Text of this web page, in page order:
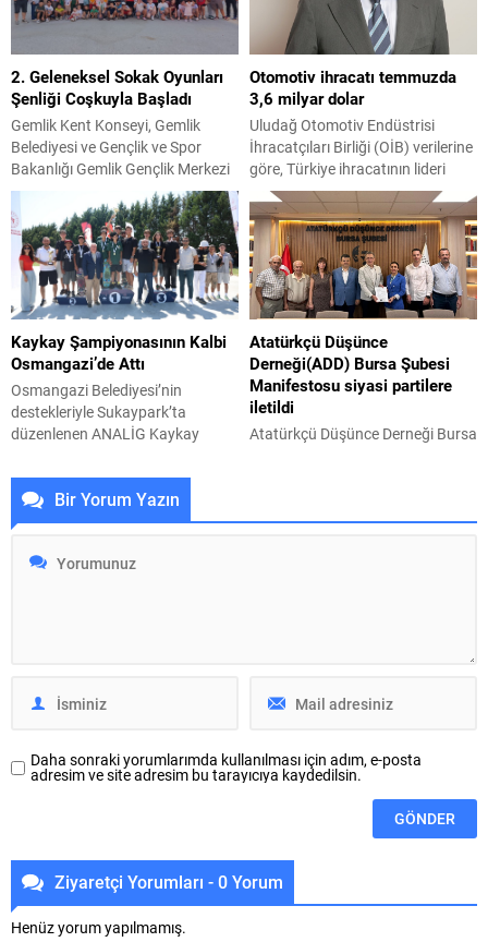
gerçekleştiriyor. Büyükşehir
Belediyesi, BUSKİ Genel
Müdürlüğü, Ulaşım Dairesi
Başkanlığı ile Park ve Bahçeler
Dairesi Başkanlığı
koordinasyonunda 30 Ağustos
Zafer Mahallesi’nde kapsamlı bir
dönüşüm hamlesi yürütüyor.
BUSKİ ekipleri, Ürünlü...
yükünü hafifletiyor. Bu yıl da
Nilüfer Belediyesi 2026-2027 yılı
eğitim öğretim yılı öncesinde ilk ve
ortaöğretim öğrencileri için
kırtasiye desteği sağlayacak.
Öğrencilere...
2. Geleneksel Sokak Oyunları
Şenliği Coşkuyla Başladı
Gemlik Kent Konseyi, Gemlik
Belediyesi ve Gençlik ve Spor
Bakanlığı Gemlik Gençlik Merkezi
iş birliğiyle düzenlenen 2.
Geleneksel Sokak Oyunları Şenliği,
Kayhan Mahallesi Muhtarı
Çiğdem Yeşilyurt’un talebiyle
Şükrü Şenol Ortaokulu
bahçesinde Gemlik Belediye
Başkanı Şükrü Deviren, Gemlik
Kent Konseyi Başkanı Sedat
Akkuş, Gemlik Gençlik Merkezi
Müdürü Ali Gürses ve yüzlerce...
Otomotiv ihracatı temmuzda
3,6 milyar dolar
Uludağ Otomotiv Endüstrisi
İhracatçıları Birliği (OİB) verilerine
göre, Türkiye ihracatının lideri
otomotiv endüstrisinin temmuz
ayı ihracatı 3 milyar 586 milyon
dolar olarak gerçekleşti. Türkiye
ihracatında birinci sıradaki yerini
koruyan endüstrinin toplam
ihracattan aldığı pay ise yüzde 14
oldu. Yılın ilk yedi ayında otomotiv
endüstrisi ihracatı ise 24,4 milyar
dolar barajını...
Kaykay Şampiyonasının Kalbi
Osmangazi’de Attı
Osmangazi Belediyesi’nin
destekleriyle Sukaypark’ta
düzenlenen ANALİG Kaykay
boyunca heyecan ve adrenalin
dolu mücadelelere sahne oldu.
Final performanslarının ardından
ve madalyaları takdim edildi.
Müdürlüğü’nün 2026 yılı...
Atatürkçü Düşünce
Derneği(ADD) Bursa Şubesi
Manifestosu siyasi partilere
iletildi
Atatürkçü Düşünce Derneği Bursa
il teşkilatlarına sunuldu. ADD
Hasan Öztürk...
Bir Yorum Yazın
Daha sonraki yorumlarımda kullanılması için adım, e-posta
adresim ve site adresim bu tarayıcıya kaydedilsin.
Ziyaretçi Yorumları - 0 Yorum
Henüz yorum yapılmamış.